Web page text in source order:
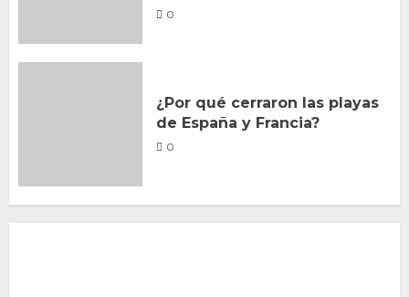
0
¿Por qué cerraron las playas
de España y Francia?
0